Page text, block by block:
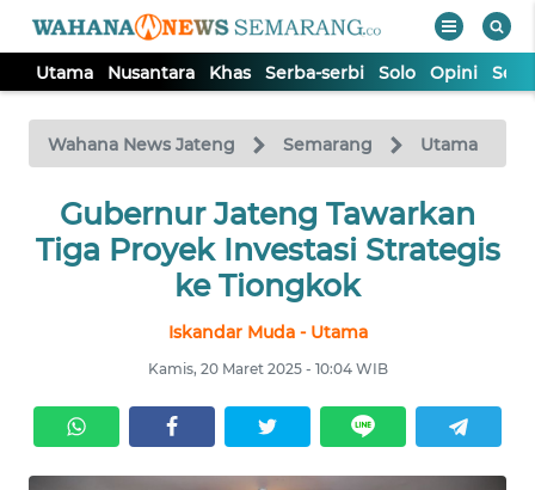
Utama Nusantara Khas Serba-serbi Solo Opini
Wahana News Jateng Semarang Utama
Gubernur Jateng Tawarkan
Tiga Proyek Investasi Strategis
ke Tiongkok
Iskandar Muda - Utama
Kamis, 20 Maret 2025 - 10:04 WIB
TV
Tutup
UTAMA
SERBA-
SERBI